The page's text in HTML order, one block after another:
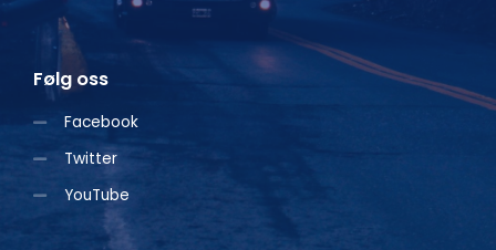
Følg oss
Facebook
Twitter
YouTube